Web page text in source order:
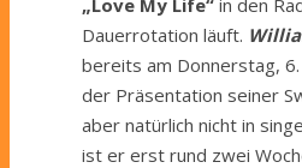
Dauerrotation läuft.
bereits am Donnerstag, 6.
der Präsentation seiner
aber natürlich nicht in
ist er erst rund zwei